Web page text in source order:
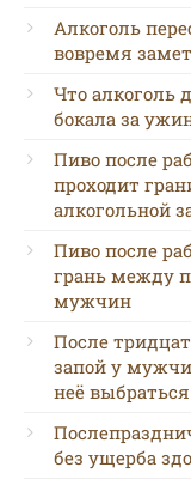
Алкоголь
вовремя
Что алкоголь
бокала за
Пиво после
проходит
алкогольной
Пиво после
грань между
мужчин
После
запой у
неё выбраться
без ущерба